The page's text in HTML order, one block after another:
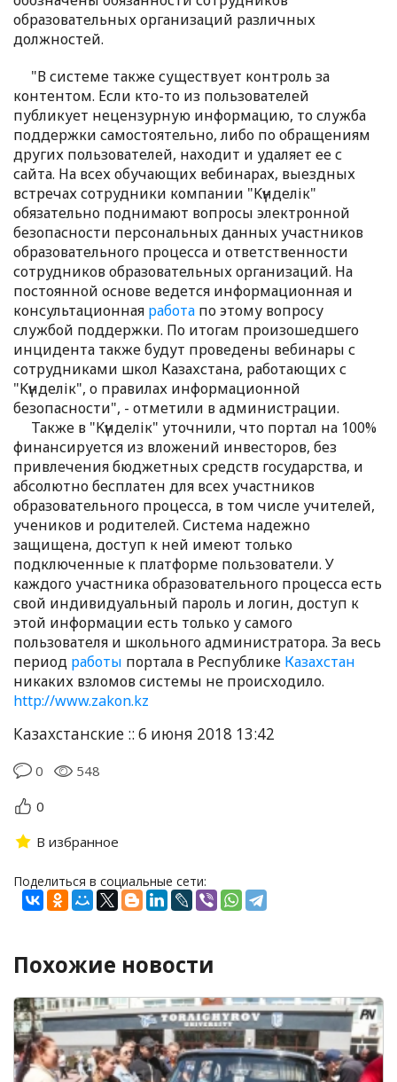
образовательных организаций различных
должностей.
"В системе также существует контроль за
контентом. Если кто-то из пользователей
публикует нецензурную информацию, то служба
поддержки самостоятельно, либо по обращениям
других пользователей, находит и удаляет ее с
сайта. На всех обучающих вебинарах, выездных
встречах сотрудники компании "Kүнделік"
обязательно поднимают вопросы электронной
безопасности персональных данных участников
образовательного процесса и ответственности
сотрудников образовательных организаций. На
постоянной основе ведется информационная и
консультационная работа по этому вопросу
службой поддержки. По итогам произошедшего
инцидента также будут проведены вебинары с
сотрудниками школ Казахстана, работающих с
"Kүнделік", о правилах информационной
безопасности", - отметили в администрации.
Также в "Kүнделік" уточнили, что портал на 100%
финансируется из вложений инвесторов, без
привлечения бюджетных средств государства, и
абсолютно бесплатен для всех участников
образовательного процесса, в том числе учителей,
учеников и родителей. Система надежно
защищена, доступ к ней имеют только
подключенные к платформе пользователи. У
каждого участника образовательного процесса есть
свой индивидуальный пароль и логин, доступ к
этой информации есть только у самого
пользователя и школьного администратора. За весь
период работы портала в Республике Казахстан
никаких взломов системы не происходило.
http://www.zakon.kz
Казахстанские :: 6 июня 2018 13:42
0
548
0
В избранное
Поделиться в социальные сети:
Похожие новости